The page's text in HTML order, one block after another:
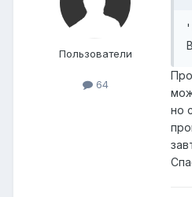
Пользователи
64
'
но